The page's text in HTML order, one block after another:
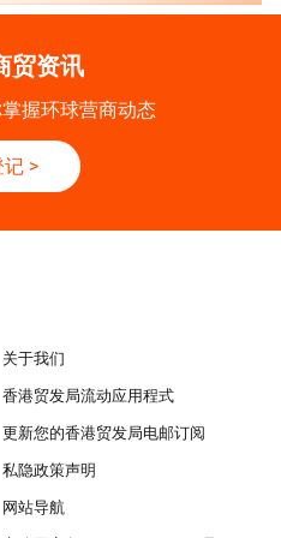
贸资讯
握环球营商动态
记 >
关于我们
香港贸发局流动应用程式
更新您的香港贸发局电邮订阅
私隐政策声明
网站导航